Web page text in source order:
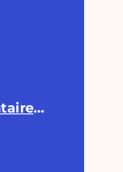
contact@lafabriquedocumentaire.fr